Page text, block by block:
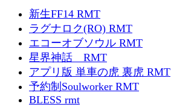
新生FF14 RMT
ラグナロク(RO) RMT
エコーオブソウル RMT
星界神話 RMT
アプリ版 単車の虎 裏虎 RMT
予約制Soulworker RMT
BLESS rmt